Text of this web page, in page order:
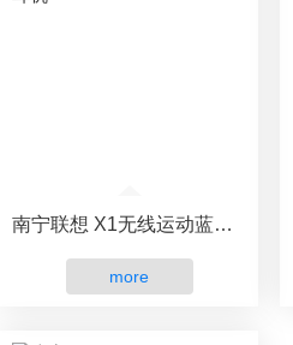
南宁联想 X1无线运动蓝牙耳机
more